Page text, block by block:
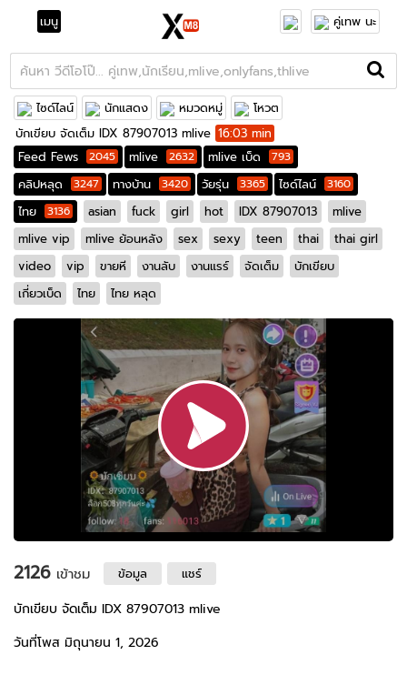
เมนู คู่เทพ นะ
ไซด์ไลน์ นักแสดง หมวดหมู่
โหวต
บักเขียบ จัดเต็ม IDX 87907013 mlive 16:03 min
Feed Fews
2045 mlive 2632 mlive เบ็ด 793
คลิปหลุด 3247 ทางบ้าน 3420 วัยรุ่น 3365 ไซด์ไลน์ 3160
ไทย 3136 asian fuck girl hot IDX 87907013
mlive
mlive vip
mlive ย้อนหลัง sex sexy teen thai
thai girl
video
vip ขายหี งานลับ งานแรร์ จัดเต็ม
บักเขียบ
เกี่ยวเบ็ด
ไทย ไทย หลุด
2126 เข้าชม ข้อมูล แชร์
บักเขียบ จัดเต็ม IDX 87907013 mlive
วันที่โพส มิถุนายน 1, 2026